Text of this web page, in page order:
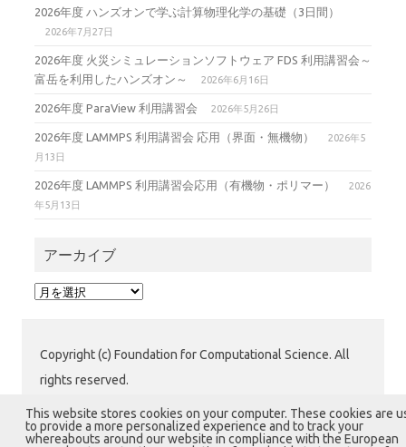
2026年度 ハンズオンで学ぶ計算物理化学の基礎（3日間）
2026年7月27日
2026年度 火災シミュレーションソフトウェア FDS 利用講習会～
富岳を利用したハンズオン～
2026年6月16日
2026年度 ParaView 利用講習会 2026年5月26日
2026年度 LAMMPS 利用講習会 応用（界面・無機物）
2026年5
月13日
2026年度 LAMMPS 利用講習会応用（有機物・ポリマー）
2026
年5月13日
アーカイブ
ア
ブ
Copyright (c) Foundation for Computational Science. All
rights reserved.
公益財団法人 計算科学振興財団 (FOCUS) 運用グループ
〒650-0047 兵庫県神戸市中央区港島南町7-1-28 計算科
This website stores cookies on your computer. These cookies are
to provide a more personalized experience and to track your
whereabouts around our website in compliance with the European